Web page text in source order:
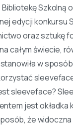
Szkolną
edycji konkursu
oraz sztukę
całym świecie,
w
sleeveface?
jest okładka
że